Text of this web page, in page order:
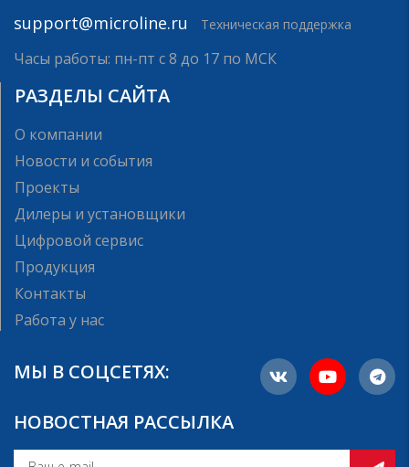
support@microline.ru Техническая поддержка
Часы работы: пн-пт с 8 до 17 по МСК
РАЗДЕЛЫ САЙТА
О компании
Новости и события
Проекты
Дилеры и установщики
Цифровой сервис
Продукция
Контакты
Работа у нас
МЫ В СОЦСЕТЯХ:
НОВОСТНАЯ РАССЫЛКА